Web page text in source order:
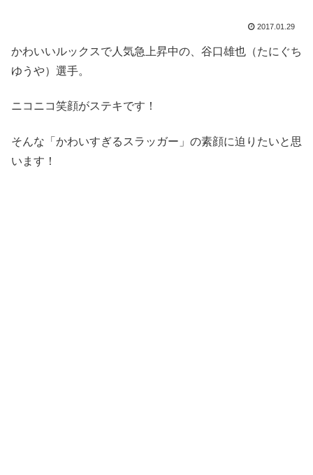
2017.01.29
かわいいルックスで人気急上昇中の、谷口雄也（たにぐち
ゆうや）選手。
ニコニコ笑顔がステキです！
そんな「かわいすぎるスラッガー」の素顔に迫りたいと思
います！